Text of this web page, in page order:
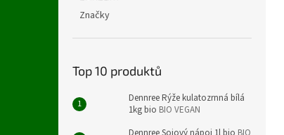
Značky
Top 10 produktů
Dennree Rýže kulatozrnná bílá
1kg bio BIO VEGAN